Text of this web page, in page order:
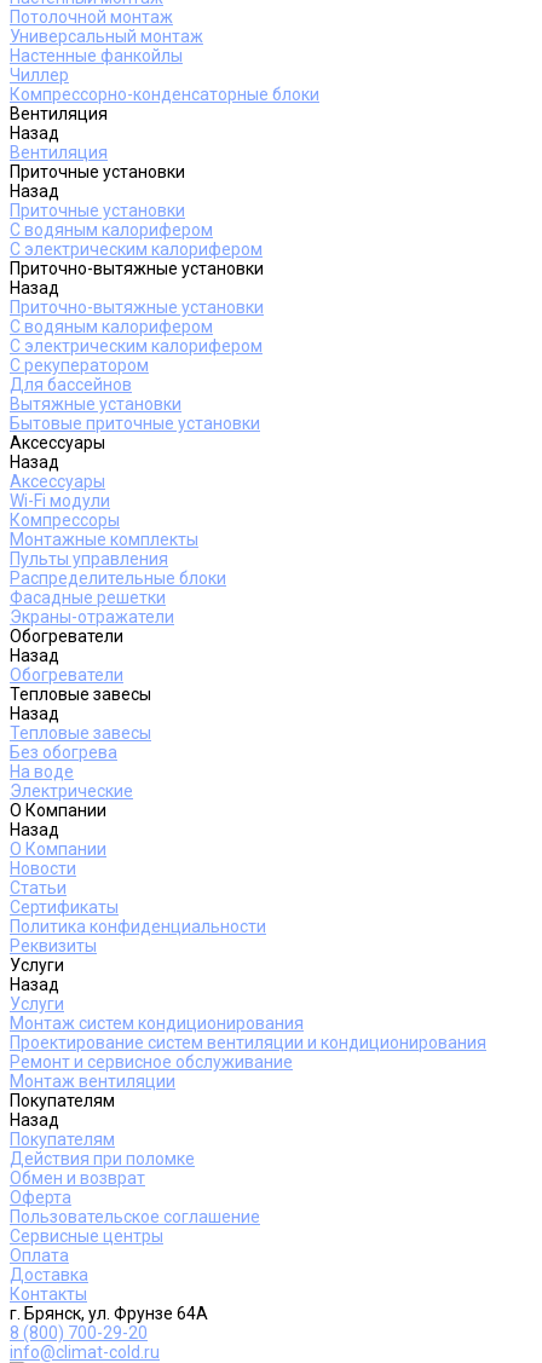
Потолочной монтаж
Универсальный монтаж
Настенные фанкойлы
Чиллер
Компрессорно-конденсаторные блоки
Вентиляция
Назад
Вентиляция
Приточные установки
Назад
Приточные установки
С водяным калорифером
С электрическим калорифером
Приточно-вытяжные установки
Назад
Приточно-вытяжные установки
С водяным калорифером
С электрическим калорифером
С рекуператором
Для бассейнов
Вытяжные установки
Бытовые приточные установки
Аксессуары
Назад
Аксессуары
Wi-Fi модули
Компрессоры
Монтажные комплекты
Пульты управления
Распределительные блоки
Фасадные решетки
Экраны-отражатели
Обогреватели
Назад
Обогреватели
Тепловые завесы
Назад
Тепловые завесы
Без обогрева
На воде
Электрические
О Компании
Назад
О Компании
Новости
Статьи
Сертификаты
Политика конфиденциальности
Реквизиты
Услуги
Назад
Услуги
Монтаж систем кондиционирования
Проектирование систем вентиляции и кондиционирования
Ремонт и сервисное обслуживание
Монтаж вентиляции
Покупателям
Назад
Покупателям
Действия при поломке
Обмен и возврат
Оферта
Пользовательское соглашение
Сервисные центры
Оплата
Доставка
Контакты
г. Брянск, ул. Фрунзе 64А
8 (800) 700-29-20
info@climat-cold.ru